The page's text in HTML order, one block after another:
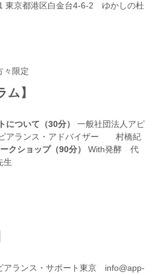
東京都港区白金台4-6-2 ゆかしの杜
々限定
ム】
について（30分）
一般社団法人アピ
ピアランス・アドバイザー 村橋紀
クショップ（90分）
With発酵 代
アランス・サポート東京 info@app-